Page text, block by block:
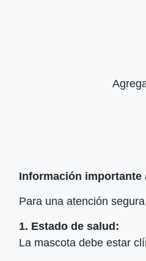
Información importante
Para una atención
1. Estado de salud:
La mascota debe estar